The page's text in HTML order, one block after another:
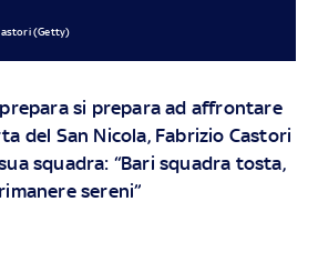
(Getty)
si prepara ad affrontare
del San Nicola, Fabrizio Castori
squadra: “Bari squadra tosta,
sereni”